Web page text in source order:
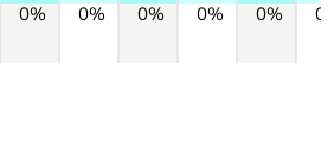
0% 0% 0% 0% 0%